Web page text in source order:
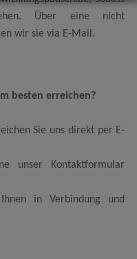
Über eine nicht
wir sie via E-Mail.
besten erreichen?
Sie uns direkt per E-
unser Kontaktformular
in Verbindung und